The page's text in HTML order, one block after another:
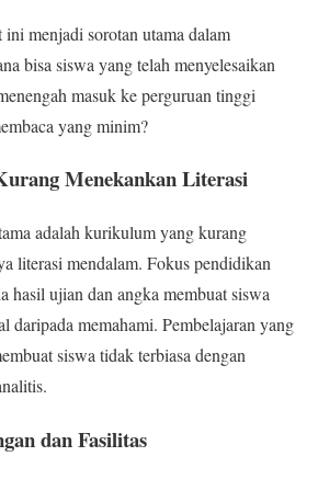
ini menjadi sorotan utama dalam
bisa siswa yang telah menyelesaikan
masuk ke perguruan tinggi
yang minim?
Menekankan Literasi
adalah kurikulum yang kurang
literasi mendalam. Fokus pendidikan
hasil ujian dan angka membuat siswa
daripada memahami. Pembelajaran yang
siswa tidak terbiasa dengan
dan Fasilitas